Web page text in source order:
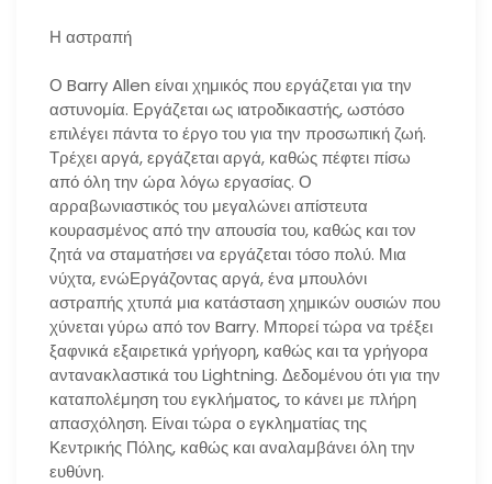
Η αστραπή
Ο Barry Allen είναι χημικός που εργάζεται για την
αστυνομία. Εργάζεται ως ιατροδικαστής, ωστόσο
επιλέγει πάντα το έργο του για την προσωπική ζωή.
Τρέχει αργά, εργάζεται αργά, καθώς πέφτει πίσω
από όλη την ώρα λόγω εργασίας. Ο
αρραβωνιαστικός του μεγαλώνει απίστευτα
κουρασμένος από την απουσία του, καθώς και τον
ζητά να σταματήσει να εργάζεται τόσο πολύ. Μια
νύχτα, ενώΕργάζοντας αργά, ένα μπουλόνι
αστραπής χτυπά μια κατάσταση χημικών ουσιών που
χύνεται γύρω από τον Barry. Μπορεί τώρα να τρέξει
ξαφνικά εξαιρετικά γρήγορη, καθώς και τα γρήγορα
αντανακλαστικά του Lightning. Δεδομένου ότι για την
καταπολέμηση του εγκλήματος, το κάνει με πλήρη
απασχόληση. Είναι τώρα ο εγκληματίας της
Κεντρικής Πόλης, καθώς και αναλαμβάνει όλη την
ευθύνη.